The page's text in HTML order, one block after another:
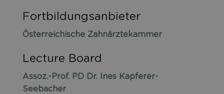
Fortbildungsanbieter
Österreichische Zahnärztekammer
Lecture Board
Assoz.-Prof. PD Dr. Ines Kapferer-
Seebacher